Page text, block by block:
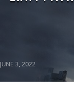
JUNE 3, 2022